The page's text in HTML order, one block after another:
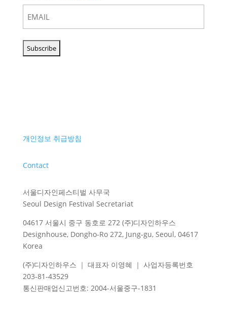
개인정보 취급방침
Contact
서울디자인페스티벌 사무국
Seoul Design Festival Secretariat
04617 서울시 중구 동호로 272 (주)디자인하우스
Designhouse, Dongho-Ro 272, Jung-gu, Seoul, 04617
Korea
(주)디자인하우스 ｜ 대표자 이영혜 ｜ 사업자등록번호
203-81-43529
통신판매업신고번호: 2004-서울중구-1831